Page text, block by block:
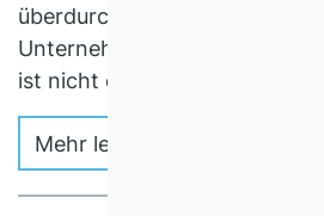
überdurchschnittlich häufig
Unternehmen gründen. Diese
ist nicht einmal ein
Mehr lesen